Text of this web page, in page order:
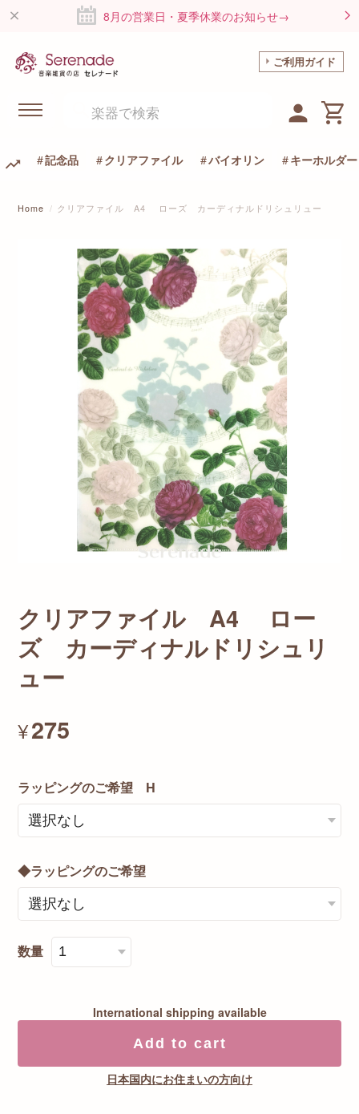
8月の営業日・夏季休業のお知らせ→
ご利用ガイド
記念品 クリアファイル バイオリン キーホルダー
Home クリアファイル A4 ローズ カーディナルドリシュリュー
クリアファイル A4 ロー
ズ カーディナルドリシュリ
ュー
¥275
ラッピングのご希望 H
◆ラッピングのご希望
数量
International shipping available
Add to cart
日本国内にお住まいの方向け